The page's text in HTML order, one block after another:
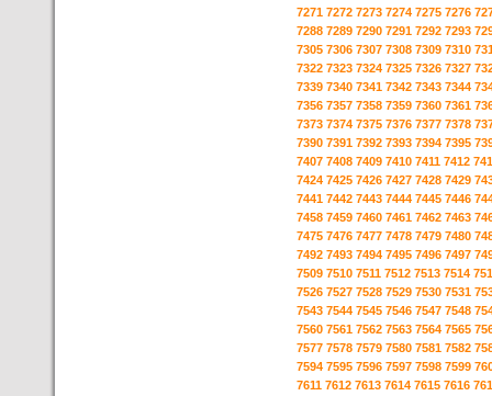
7271 7272 7273 7274 7275 7276
7288 7289 7290 7291 7292 7293
7305 7306 7307 7308 7309 7310
7322 7323 7324 7325 7326 7327
7339 7340 7341 7342 7343 7344
7356 7357 7358 7359 7360 7361
7373 7374 7375 7376 7377 7378
7390 7391 7392 7393 7394 7395
7407 7408 7409 7410 7411 7412
7424 7425 7426 7427 7428 7429
7441 7442 7443 7444 7445 7446
7458 7459 7460 7461 7462 7463
7475 7476 7477 7478 7479 7480
7492 7493 7494 7495 7496 7497
7509 7510 7511 7512 7513 7514
7526 7527 7528 7529 7530 7531
7543 7544 7545 7546 7547 7548
7560 7561 7562 7563 7564 7565
7577 7578 7579 7580 7581 7582
7594 7595 7596 7597 7598 7599
7611 7612 7613 7614 7615 7616